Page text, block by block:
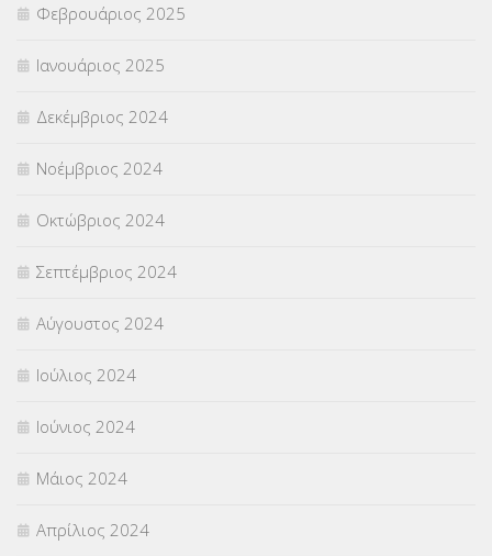
Φεβρουάριος 2025
Ιανουάριος 2025
Δεκέμβριος 2024
Νοέμβριος 2024
Οκτώβριος 2024
Σεπτέμβριος 2024
Αύγουστος 2024
Ιούλιος 2024
Ιούνιος 2024
Μάιος 2024
Απρίλιος 2024